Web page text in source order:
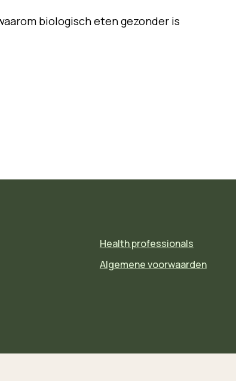
Health professionals
Algemene voorwaarden